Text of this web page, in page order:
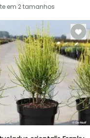
em 2 tamanhos